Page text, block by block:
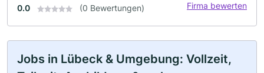
0.0 (0 Bewertungen) Firma bewerten
Jobs in Lübeck & Umgebung: Vollzeit,